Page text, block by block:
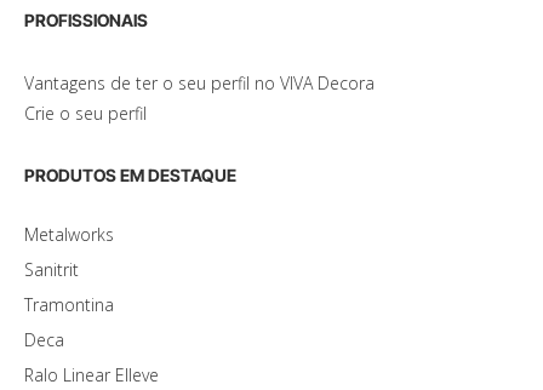
PROFISSIONAIS
Vantagens de ter o seu perfil no VIVA Decora
Crie o seu perfil
PRODUTOS EM DESTAQUE
Metalworks
Sanitrit
Tramontina
Deca
Ralo Linear Elleve